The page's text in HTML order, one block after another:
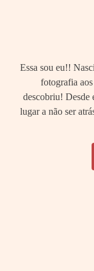
Essa sou eu!!
fotografia
descobriu! Desde
lugar a não ser